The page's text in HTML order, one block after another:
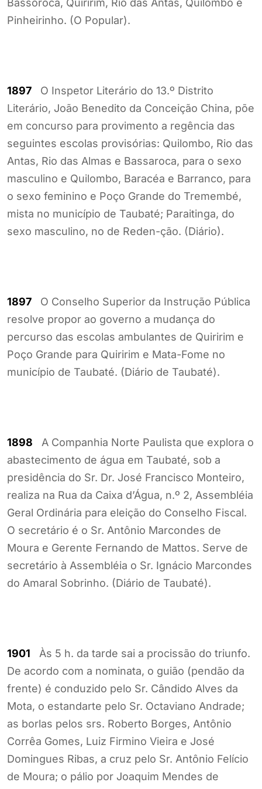
Pinheirinho. (O Popular).
1897 O Inspetor Literário do 13.º Distrito
Literário, João Benedito da Conceição China, põe
em concurso para provimento a regência das
seguintes escolas provisórias: Quilombo, Rio das
Antas, Rio das Almas e Bassaroca, para o sexo
masculino e Quilombo, Baracéa e Barranco, para
o sexo feminino e Poço Grande do Tremembé,
mista no município de Taubaté; Paraitinga, do
sexo masculino, no de Reden-ção. (Diário).
1897 O Conselho Superior da Instrução Pública
resolve propor ao governo a mudança do
percurso das escolas ambulantes de Quiririm e
Poço Grande para Quiririm e Mata-Fome no
município de Taubaté. (Diário de Taubaté).
1898 A Companhia Norte Paulista que explora o
abastecimento de água em Taubaté, sob a
presidência do Sr. Dr. José Francisco Monteiro,
realiza na Rua da Caixa d’Água, n.º 2, Assembléia
Geral Ordinária para eleição do Conselho Fiscal.
O secretário é o Sr. Antônio Marcondes de
Moura e Gerente Fernando de Mattos. Serve de
secretário à Assembléia o Sr. Ignácio Marcondes
do Amaral Sobrinho. (Diário de Taubaté).
1901 Às 5 h. da tarde sai a procissão do triunfo.
De acordo com a nominata, o guião (pendão da
frente) é conduzido pelo Sr. Cândido Alves da
Mota, o estandarte pelo Sr. Octaviano Andrade;
as borlas pelos srs. Roberto Borges, Antônio
Corrêa Gomes, Luiz Firmino Vieira e José
Domingues Ribas, a cruz pelo Sr. Antônio Felício
de Moura; o pálio por Joaquim Mendes de